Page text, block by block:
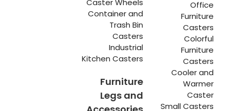
Office
Furniture
Casters
Colorful
Furniture
Casters
Cooler and
Warmer
Caster
Small Casters
Caster Wheels
Container and
Trash Bin
Casters
Industrial
Kitchen Casters
Furniture
Legs and